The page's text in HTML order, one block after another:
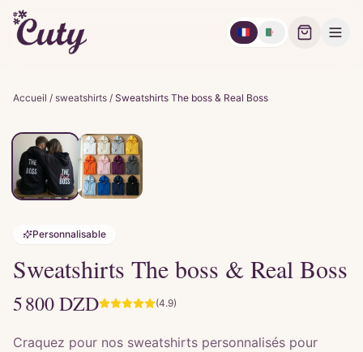
🇫🇷 🇩🇿
Accueil / sweatshirts / Sweatshirts The boss & Real Boss
Personnalisable
Sweatshirts The boss & Real Boss
5 800DZD (4.9)
Craquez pour nos sweatshirts personnalisés pour